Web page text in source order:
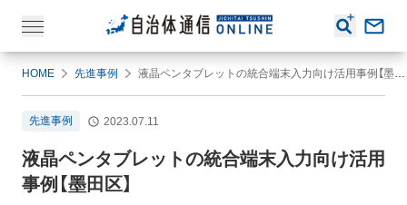
HOME 先進事例 液晶ペンタブレットの統合端末入力向け活用事例【墨田区】
先進事例 2023.07.11
液晶ペンタブレットの統合端末入力向け活用
事例【墨田区】